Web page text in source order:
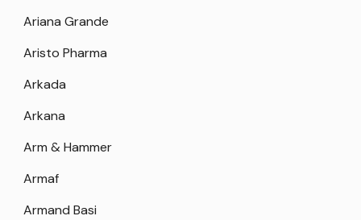
Ariana Grande
Aristo Pharma
Arkada
Arkana
Arm & Hammer
Armaf
Armand Basi